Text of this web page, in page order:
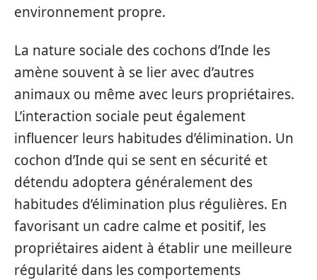
environnement propre.
La nature sociale des cochons d’Inde les
amène souvent à se lier avec d’autres
animaux ou même avec leurs propriétaires.
L’interaction sociale peut également
influencer leurs habitudes d’élimination. Un
cochon d’Inde qui se sent en sécurité et
détendu adoptera généralement des
habitudes d’élimination plus régulières. En
favorisant un cadre calme et positif, les
propriétaires aident à établir une meilleure
régularité dans les comportements